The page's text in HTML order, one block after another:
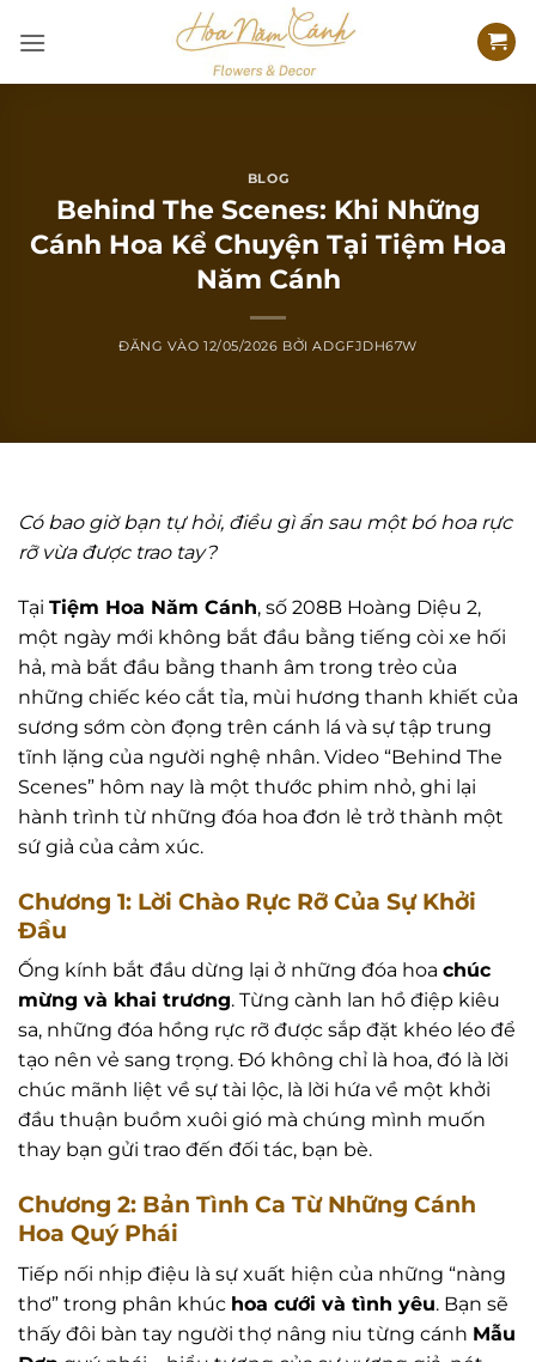
qua
BLOG
Behind The Scenes: Khi Những
Cánh Hoa Kể Chuyện Tại Tiệm Hoa
Năm Cánh
ĐĂNG VÀO 12/05/2026 BỞIADGFJDH67W
Có bao giờ bạn tự hỏi, điều gì ẩn sau một bó hoa rực
rỡ vừa được trao tay?
Tại Tiệm Hoa Năm Cánh, số 208B Hoàng Diệu 2,
một ngày mới không bắt đầu bằng tiếng còi xe hối
hả, mà bắt đầu bằng thanh âm trong trẻo của
những chiếc kéo cắt tỉa, mùi hương thanh khiết của
sương sớm còn đọng trên cánh lá và sự tập trung
tĩnh lặng của người nghệ nhân. Video “Behind The
Scenes” hôm nay là một thước phim nhỏ, ghi lại
hành trình từ những đóa hoa đơn lẻ trở thành một
sứ giả của cảm xúc.
Chương 1: Lời Chào Rực Rỡ Của Sự Khởi
Đầu
Ống kính bắt đầu dừng lại ở những đóa hoa chúc
mừng và khai trương. Từng cành lan hồ điệp kiêu
sa, những đóa hồng rực rỡ được sắp đặt khéo léo để
tạo nên vẻ sang trọng. Đó không chỉ là hoa, đó là lời
chúc mãnh liệt về sự tài lộc, là lời hứa về một khởi
đầu thuận buồm xuôi gió mà chúng mình muốn
thay bạn gửi trao đến đối tác, bạn bè.
Chương 2: Bản Tình Ca Từ Những Cánh
Hoa Quý Phái
Tiếp nối nhịp điệu là sự xuất hiện của những “nàng
thơ” trong phân khúc hoa cưới và tình yêu. Bạn sẽ
thấy đôi bàn tay người thợ nâng niu từng cánh Mẫu